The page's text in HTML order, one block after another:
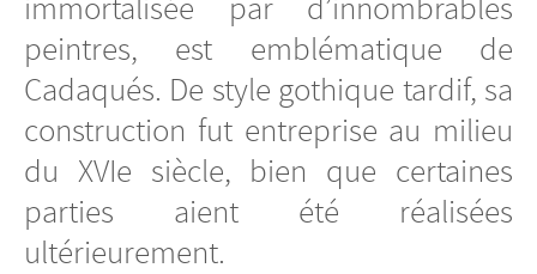
peintres, est emblématique de
Cadaqués. De style gothique tardif, sa
construction fut entreprise au milieu
du XVIe siècle, bien que certaines
parties aient été réalisées
ultérieurement.